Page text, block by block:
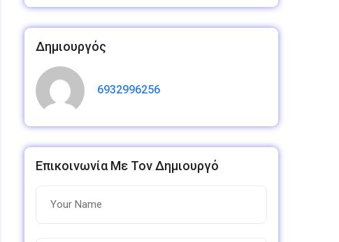
Δημιουργός
6932996256
Επικοινωνία Με Τον Δημιουργό